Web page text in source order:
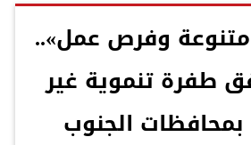
وفرص عمل»..
طفرة تنموية غير
الجنوب